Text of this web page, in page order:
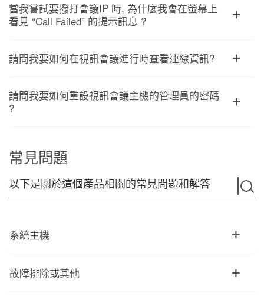
當我嘗試要撥打會議IP 時, 為什麼我會在螢幕上
看見 “Call Failed” 的提示訊息 ?
請問我要如何在視訊會議進行時查看連線資訊?
請問我要如何重設視訊會議主機的管理員的密碼
?
常見問題
以下是關於這個產品相關的常見問題和解答
系統主機
故障排除或其他